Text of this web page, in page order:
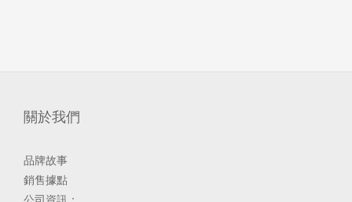
關於我們
品牌故事
銷售據點